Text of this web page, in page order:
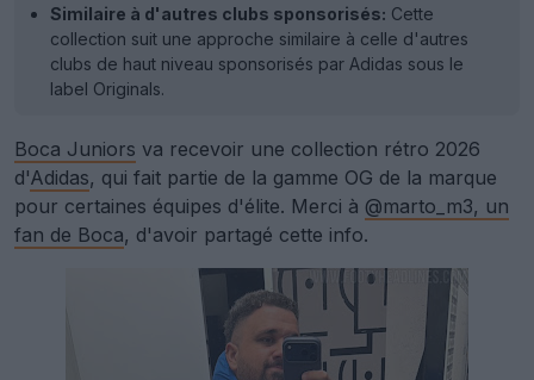
Similaire à d'autres clubs sponsorisés: Cette
collection suit une approche similaire à celle d'autres
clubs de haut niveau sponsorisés par Adidas sous le
label Originals.
Boca Juniors va recevoir une collection rétro 2026
d'Adidas, qui fait partie de la gamme OG de la marque
pour certaines équipes d'élite. Merci à @marto_m3, un
fan de Boca, d'avoir partagé cette info.